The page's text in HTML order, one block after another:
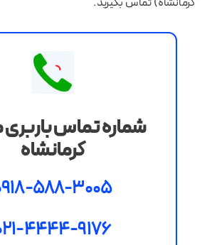
شماره تماس باربری
کرمانشاه
588-3005
4444-9176